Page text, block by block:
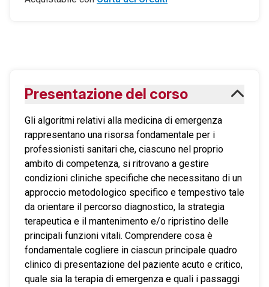
Presentazione del corso
Gli algoritmi relativi alla medicina di emergenza
rappresentano una risorsa fondamentale per i
professionisti sanitari che, ciascuno nel proprio
ambito di competenza, si ritrovano a gestire
condizioni cliniche specifiche che necessitano di un
approccio metodologico specifico e tempestivo tale
da orientare il percorso diagnostico, la strategia
terapeutica e il mantenimento e/o ripristino delle
principali funzioni vitali. Comprendere cosa è
fondamentale cogliere in ciascun principale quadro
clinico di presentazione del paziente acuto e critico,
quale sia la terapia di emergenza e quali i passaggi